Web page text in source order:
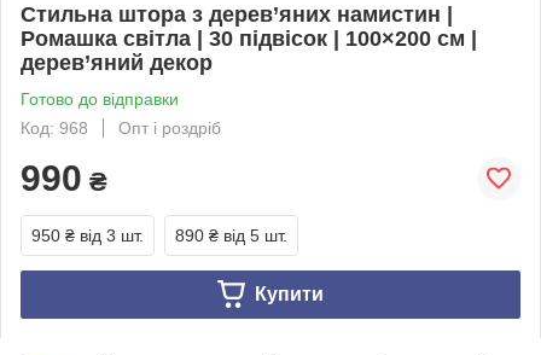
Стильна штора з дерев’яних намистин |
Ромашка світла | 30 підвісок | 100×200 см |
дерев’яний декор
Готово до відправки
Код: 968
Опт і роздріб
990 ₴
950 ₴ від 3 шт. 890 ₴ від 5 шт.
Купити